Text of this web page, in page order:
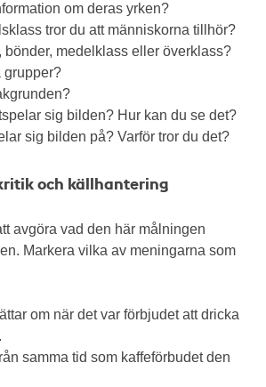
om deras yrken?
tror du att människorna tillhör?
bönder, medelklass eller överklass?
grupper?
sig bilden? Hur kan du se det?
sig bilden på? Varför tror du det?
och källhantering
avgöra vad den här målningen
Markera vilka av meningarna som
om när det var förbjudet att dricka
samma tid som kaffeförbudet den